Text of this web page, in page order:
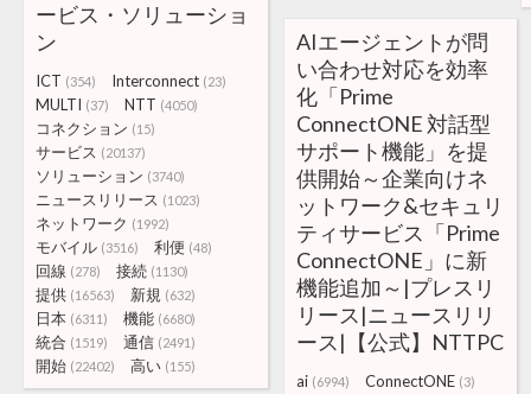
ービス・ソリューショ
ン
ICT (354) Interconnect (23)
MULTI (37) NTT (4050)
コネクション (15)
サービス (20137)
ソリューション (3740)
ニュースリリース (1023)
ネットワーク (1992)
モバイル (3516) 利便 (48)
回線 (278) 接続 (1130)
提供 (16563) 新規 (632)
日本 (6311) 機能 (6680)
統合 (1519) 通信 (2491)
開始 (22402) 高い (155)
AIエージェントが問
い合わせ対応を効率
化「Prime
ConnectONE 対話型
サポート機能」を提
供開始～企業向けネ
ットワーク&セキュリ
ティサービス「Prime
ConnectONE」に新
機能追加～|プレスリ
リース|ニュースリリ
ース|【公式】NTTPC
ai (6994) ConnectONE (3)